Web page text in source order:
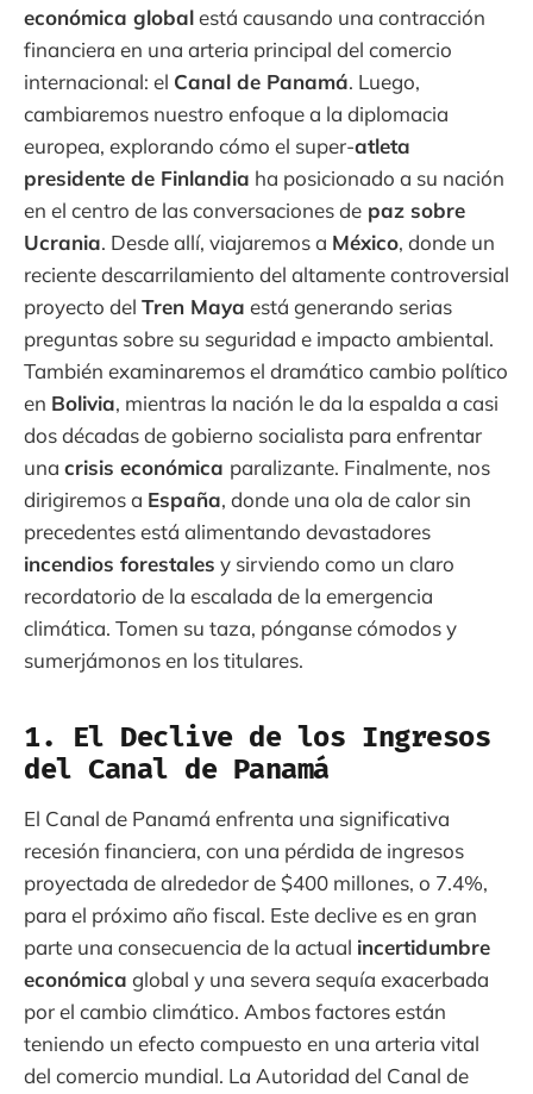
económica globalestá causando una contracción
financiera en una arteria principal del comercio
internacional: el Canal de Panamá. Luego,
cambiaremos nuestro enfoque a la diplomacia
europea, explorando cómo el super-atleta
presidente de Finlandia ha posicionado a su nación
en el centro de las conversaciones de paz sobre
Ucrania. Desde allí, viajaremos a México, donde un
reciente descarrilamiento del altamente controversial
proyecto del Tren Maya está generando serias
preguntas sobre su seguridad e impacto ambiental.
También examinaremos el dramático cambio político
en Bolivia, mientras la nación le da la espalda a casi
dos décadas de gobierno socialista para enfrentar
una crisis económica paralizante. Finalmente, nos
dirigiremos a España, donde una ola de calor sin
precedentes está alimentando devastadores
incendios forestales y sirviendo como un claro
recordatorio de la escalada de la emergencia
climática. Tomen su taza, pónganse cómodos y
sumerjámonos en los titulares.
1. El Declive de los Ingresos
del Canal de Panamá
El Canal de Panamá enfrenta una significativa
recesión financiera, con una pérdida de ingresos
proyectada de alrededor de $400 millones, o 7.4%,
para el próximo año fiscal. Este declive es en gran
parte una consecuencia de la actual incertidumbre
económica global y una severa sequía exacerbada
por el cambio climático. Ambos factores están
teniendo un efecto compuesto en una arteria vital
del comercio mundial. La Autoridad del Canal de